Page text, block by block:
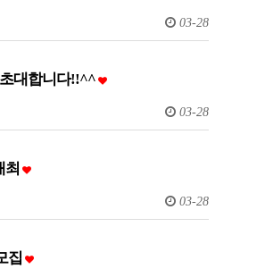
03-28
대합니다!!^^
03-28
최
03-28
집